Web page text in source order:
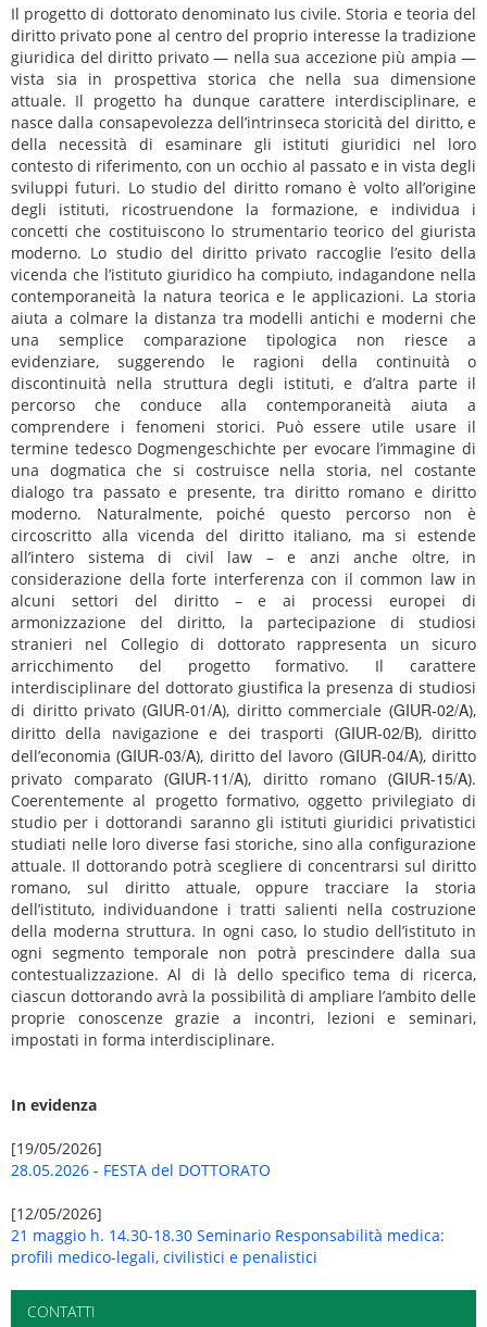
Il progetto di dottorato denominato Ius civile. Storia e teoria del
diritto privato pone al centro del proprio interesse la tradizione
giuridica del diritto privato — nella sua accezione più ampia —
vista sia in prospettiva storica che nella sua dimensione
attuale. Il progetto ha dunque carattere interdisciplinare, e
nasce dalla consapevolezza dell’intrinseca storicità del diritto, e
della necessità di esaminare gli istituti giuridici nel loro
contesto di riferimento, con un occhio al passato e in vista degli
sviluppi futuri. Lo studio del diritto romano è volto all’origine
degli istituti, ricostruendone la formazione, e individua i
concetti che costituiscono lo strumentario teorico del giurista
moderno. Lo studio del diritto privato raccoglie l’esito della
vicenda che l’istituto giuridico ha compiuto, indagandone nella
contemporaneità la natura teorica e le applicazioni. La storia
aiuta a colmare la distanza tra modelli antichi e moderni che
una semplice comparazione tipologica non riesce a
evidenziare, suggerendo le ragioni della continuità o
discontinuità nella struttura degli istituti, e d’altra parte il
percorso che conduce alla contemporaneità aiuta a
comprendere i fenomeni storici. Può essere utile usare il
termine tedesco Dogmengeschichte per evocare l’immagine di
una dogmatica che si costruisce nella storia, nel costante
dialogo tra passato e presente, tra diritto romano e diritto
moderno. Naturalmente, poiché questo percorso non è
circoscritto alla vicenda del diritto italiano, ma si estende
all’intero sistema di civil law – e anzi anche oltre, in
considerazione della forte interferenza con il common law in
alcuni settori del diritto – e ai processi europei di
armonizzazione del diritto, la partecipazione di studiosi
stranieri nel Collegio di dottorato rappresenta un sicuro
arricchimento del progetto formativo. Il carattere
interdisciplinare del dottorato giustifica la presenza di studiosi
di diritto privato (GIUR-01/A), diritto commerciale (GIUR-02/A),
diritto della navigazione e dei trasporti (GIUR-02/B), diritto
dell’economia (GIUR-03/A), diritto del lavoro (GIUR-04/A), diritto
privato comparato (GIUR-11/A), diritto romano (GIUR-15/A).
Coerentemente al progetto formativo, oggetto privilegiato di
studio per i dottorandi saranno gli istituti giuridici privatistici
studiati nelle loro diverse fasi storiche, sino alla configurazione
attuale. Il dottorando potrà scegliere di concentrarsi sul diritto
romano, sul diritto attuale, oppure tracciare la storia
dell’istituto, individuandone i tratti salienti nella costruzione
della moderna struttura. In ogni caso, lo studio dell’istituto in
ogni segmento temporale non potrà prescindere dalla sua
contestualizzazione. Al di là dello specifico tema di ricerca,
ciascun dottorando avrà la possibilità di ampliare l’ambito delle
proprie conoscenze grazie a incontri, lezioni e seminari,
impostati in forma interdisciplinare.
In evidenza
[19/05/2026]
28.05.2026 - FESTA del DOTTORATO
[12/05/2026]
21 maggio h. 14.30-18.30 Seminario Responsabilità medica:
profili medico-legali, civilistici e penalistici
CONTATTI